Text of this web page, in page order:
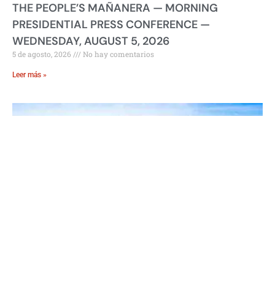
THE PEOPLE’S MAÑANERA — MORNING
PRESIDENTIAL PRESS CONFERENCE —
WEDNESDAY, AUGUST 5, 2026
5 de agosto, 2026 No hay comentarios
Leer más »